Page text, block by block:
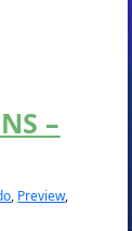
–
, Preview,